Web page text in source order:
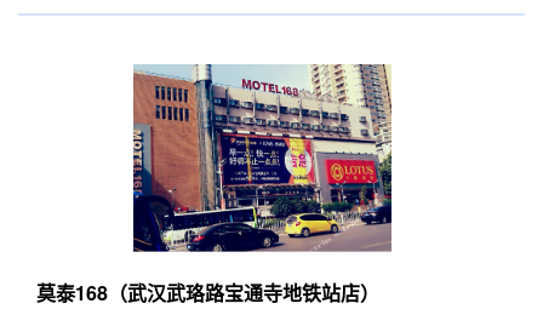
莫泰168（武汉武珞路宝通寺地铁站店）